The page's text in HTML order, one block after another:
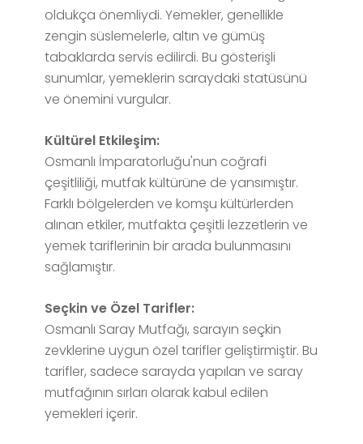
oldukça önemliydi. Yemekler, genellikle
zengin süslemelerle, altın ve gümüş
tabaklarda servis edilirdi. Bu gösterişli
sunumlar, yemeklerin saraydaki statüsünü
ve önemini vurgular.
Kültürel Etkileşim:
Osmanlı İmparatorluğu'nun coğrafi
çeşitliliği, mutfak kültürüne de yansımıştır.
Farklı bölgelerden ve komşu kültürlerden
alınan etkiler, mutfakta çeşitli lezzetlerin ve
yemek tariflerinin bir arada bulunmasını
sağlamıştır.
Seçkin ve Özel Tarifler:
Osmanlı Saray Mutfağı, sarayın seçkin
zevklerine uygun özel tarifler geliştirmiştir. Bu
tarifler, sadece sarayda yapılan ve saray
mutfağının sırları olarak kabul edilen
yemekleri içerir.